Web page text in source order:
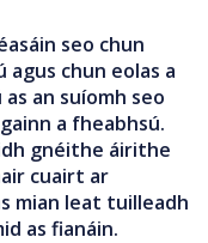
seo chun
agus chun eolas a
an suíomh seo
a fheabhsú.
gnéithe áirithe
cuairt ar
mian leat tuilleadh
as fianáin.